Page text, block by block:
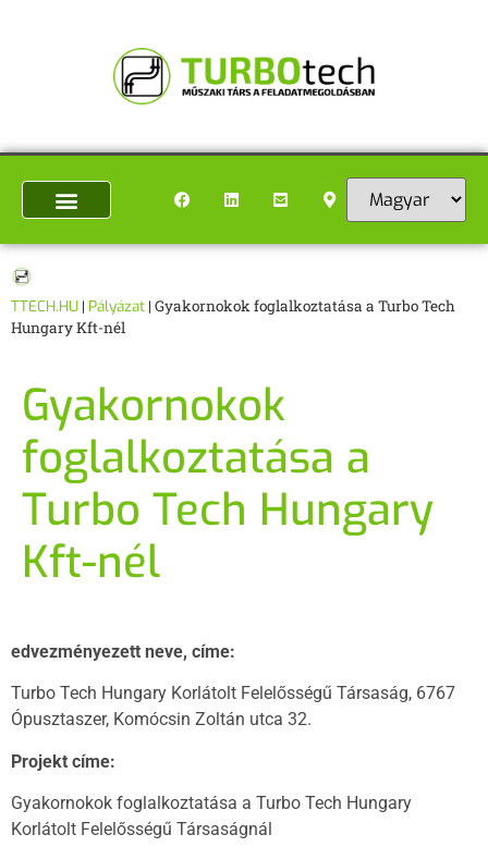
TTECH.HU | Pályázat | Gyakornokok foglalkoztatása a Turbo Tech
Hungary Kft-nél
Gyakornokok
foglalkoztatása a
Turbo Tech Hungary
Kft-nél
edvezményezett neve, címe:
Turbo Tech Hungary Korlátolt Felelősségű Társaság, 6767
Ópusztaszer, Komócsin Zoltán utca 32.
Projekt címe:
Gyakornokok foglalkoztatása a Turbo Tech Hungary
Korlátolt Felelősségű Társaságnál